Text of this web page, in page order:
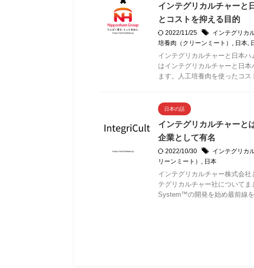
インテグリカルチャーと
とコストを抑える目的
2022/11/25 インテグリカ
培養肉（クリーンミート） , 日本,
インテグリカルチャーと日本
はインテグリカルチャーと日
ます。人工培養肉を使ったコ
日本の話
インテグリカルチャーと
企業として有名
2022/10/30 インテグリカ
リーンミート） , 日本
インテグリカルチャー株式会
テグリカルチャー社について
System™の開発を始め最前線